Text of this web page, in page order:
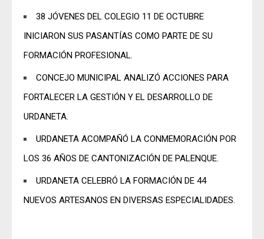
38 JÓVENES DEL COLEGIO 11 DE OCTUBRE
INICIARON SUS PASANTÍAS COMO PARTE DE SU
FORMACIÓN PROFESIONAL.
CONCEJO MUNICIPAL ANALIZÓ ACCIONES PARA
FORTALECER LA GESTIÓN Y EL DESARROLLO DE
URDANETA.
URDANETA ACOMPAÑÓ LA CONMEMORACIÓN POR
LOS 36 AÑOS DE CANTONIZACIÓN DE PALENQUE.
URDANETA CELEBRÓ LA FORMACIÓN DE 44
NUEVOS ARTESANOS EN DIVERSAS ESPECIALIDADES.